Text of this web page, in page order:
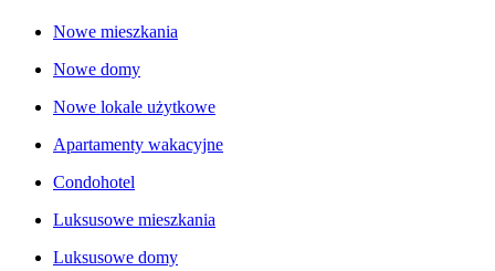
Nowe mieszkania
Nowe domy
Nowe lokale użytkowe
Apartamenty wakacyjne
Condohotel
Luksusowe mieszkania
Luksusowe domy